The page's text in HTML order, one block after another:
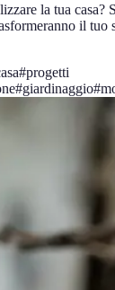
la tua casa?
il tuo
#progetti
#giardinaggio#